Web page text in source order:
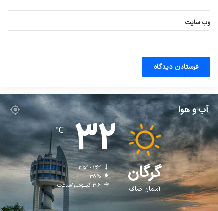
وب‌ سایت
آب و هوا
گرگان
آسمان صاف
32
℃
35º - 26º
38%
3.6 کیلومتر/ساعت